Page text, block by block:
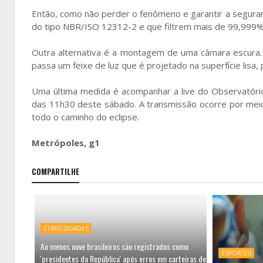
Então, como não perder o fenômeno e garantir a
do tipo NBR/ISO 12312-2 e que filtrem mais de
Outra alternativa é a montagem de uma câmara
passa um feixe de luz que é projetado na superfície
Uma última medida é acompanhar a live do
das 11h30 deste sábado. A transmissão ocorre por
todo o caminho do eclipse.
Metrópoles, g1
COMPARTILHE
CURIOSIDADES
Ao menos nove brasileiros são registrados como
'presidentes da República' após erros em carteiras de
ESPORTES